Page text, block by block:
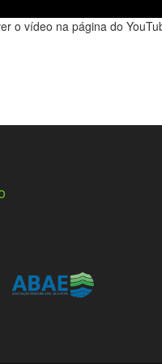
o vídeo na página do